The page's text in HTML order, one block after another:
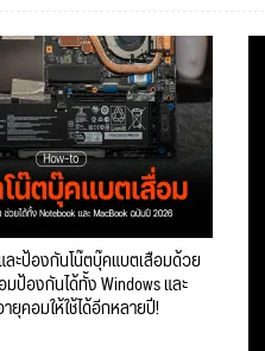
ะป้องกันโน๊ตบุ๊คแบตเสื่อมด้วย
ป้องกันได้ทั้ง Windows และ
ยุคอมให้ใช้ได้อีกหลายปี!